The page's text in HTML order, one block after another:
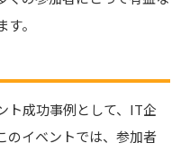
。
ト成功事例として、IT企
のイベントでは、参加者